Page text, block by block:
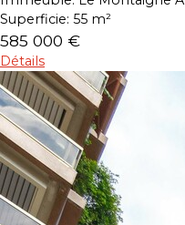
Superficie: 55 m²
585 000 €
Détails